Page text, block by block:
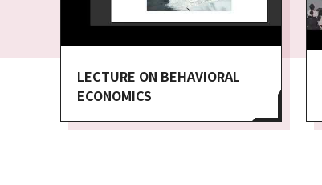
LECTURE ON BEHAVIORAL
ECONOMICS